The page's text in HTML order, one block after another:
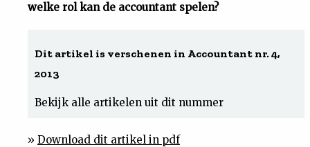
Cijfers
Tuchtrecht
welke rol kan de accountant spelen?
Dit artikel is verschenen in Accountant nr. 4,
2013
Bekijk alle artikelen uit dit nummer
» Download dit artikel in pdf